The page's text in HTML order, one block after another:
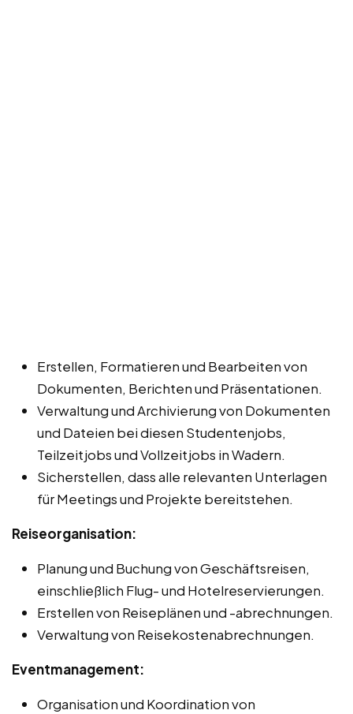
Erstellen, Formatieren und Bearbeiten von
Dokumenten, Berichten und Präsentationen.
Verwaltung und Archivierung von Dokumenten
und Dateien bei diesen Studentenjobs,
Teilzeitjobs und Vollzeitjobs in Wadern.
Sicherstellen, dass alle relevanten Unterlagen
für Meetings und Projekte bereitstehen.
Reiseorganisation:
Planung und Buchung von Geschäftsreisen,
einschließlich Flug- und Hotelreservierungen.
Erstellen von Reiseplänen und -abrechnungen.
Verwaltung von Reisekostenabrechnungen.
Eventmanagement:
Organisation und Koordination von